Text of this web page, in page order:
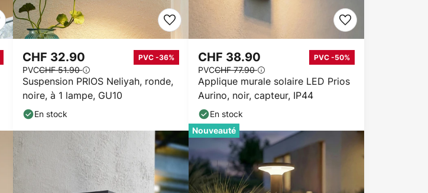
Suspension PRIOS Neliyah, ronde,
noire, à 1 lampe, GU10
CHF 32.90 PVC -36%
PVCCHF 51.90
En stock
Applique murale solaire LED Prios
Aurino, noir, capteur, IP44
CHF 38.90 PVC -50%
PVCCHF 77.90
En stock
Nouveauté